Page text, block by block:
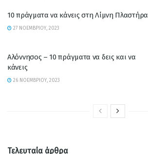
10 πράγματα να κάνεις στη Λίμνη Πλαστήρα
27 ΝΟΕΜΒΡΊΟΥ, 2023
Αλόννησος – 10 πράγματα να δεις και να
κάνεις
26 ΝΟΕΜΒΡΊΟΥ, 2023
Τελευταία άρθρα